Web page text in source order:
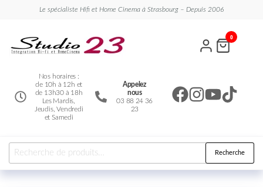
Le spécialiste Hifi et Home Cinema à Strasbourg – Depuis 2006
Nos horaires :
de 10h à 12h et
de 13h30 à 18h
Les Mardis,
Jeudis, Vendredi
et Samedi
Appelez
nous
03 88 24 36
23
0
Recherche